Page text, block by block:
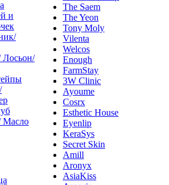
и
Лосьон/
Масло
The Saem
The Yeon
Tony Moly
Vilenta
Welcos
Enough
FarmStay
3W Clinic
Ayoume
Cosrx
Esthetic House
Eyenlip
KeraSys
Secret Skin
Amill
Aronyx
AsiaKiss